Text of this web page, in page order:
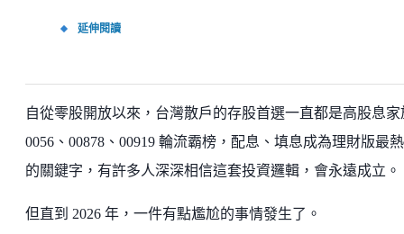
延伸閱讀
自從零股開放以來，台灣散戶的存股首選一直都是高股息家
0056、00878、00919 輪流霸榜，配息、填息成為理財版最
的關鍵字，有許多人深深相信這套投資邏輯，會永遠成立。
但直到 2026 年，一件有點尷尬的事情發生了。